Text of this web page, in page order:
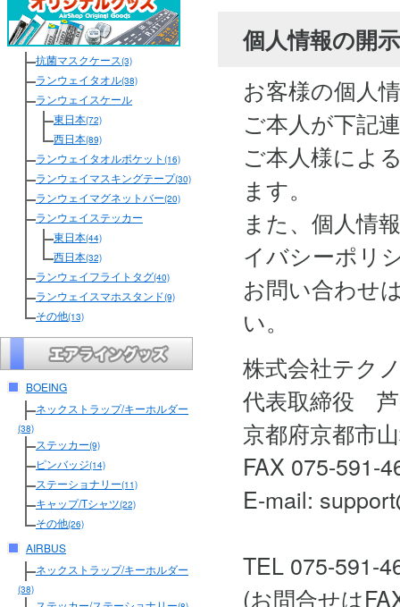
抗菌マスクケース(3)
ランウェイタオル(38)
ランウェイスケール
東日本(72)
西日本(89)
ランウェイタオルポケット (16)
ランウェイマスキングテープ(30)
ランウェイマグネットバー(20)
ランウェイステッカー
東日本(44)
西日本(32)
ランウェイフライトタグ(40)
ランウェイスマホスタンド(9)
その他(13)
BOEING
ネックストラップ/キーホルダー
(38)
ステッカー(9)
ピンバッジ(14)
ステーショナリー(11)
キャップ/Tシャツ(22)
その他(26)
AIRBUS
ネックストラップ/キーホルダー
(38)
個人情報の開
お客様の個人
ご本人が下記
ご本人様によ
ます。
また、個人情
イバシーポリ
お問い合わせ
い。
株式会社テク
代表取締役
京都府京都市
FAX 075-591-
E-mail:
TEL 075-591-
(お問合せは